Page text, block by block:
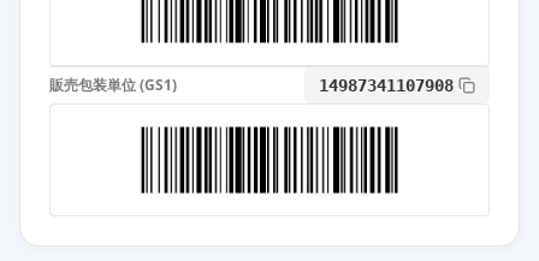
炭酸ランタン顆粒分包
500mg「JG」
47.70 円
供給停止
炭酸ランタンOD錠250mg「トー
ワ」
薬価 27.70 円
通常出荷
販売包装単位 (GS1) 14987341107908